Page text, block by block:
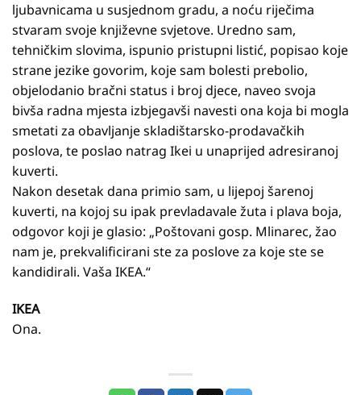
ljubavnicama u susjednom gradu, a noću riječima
stvaram svoje književne svjetove. Uredno sam,
tehničkim slovima, ispunio pristupni listić, popisao koje
strane jezike govorim, koje sam bolesti prebolio,
objelodanio bračni status i broj djece, naveo svoja
bivša radna mjesta izbjegavši navesti ona koja bi mogla
smetati za obavljanje skladištarsko-prodavačkih
poslova, te poslao natrag Ikei u unaprijed adresiranoj
kuverti.
Nakon desetak dana primio sam, u lijepoj šarenoj
kuverti, na kojoj su ipak prevladavale žuta i plava boja,
odgovor koji je glasio: „Poštovani gosp. Mlinarec, žao
nam je, prekvalificirani ste za poslove za koje ste se
kandidirali. Vaša IKEA.“
IKEA
Ona.